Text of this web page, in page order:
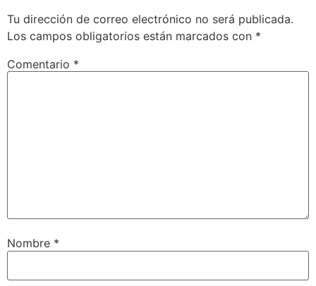
Tu dirección de correo electrónico no será publicada.
Los campos obligatorios están marcados con *
Comentario *
Nombre *